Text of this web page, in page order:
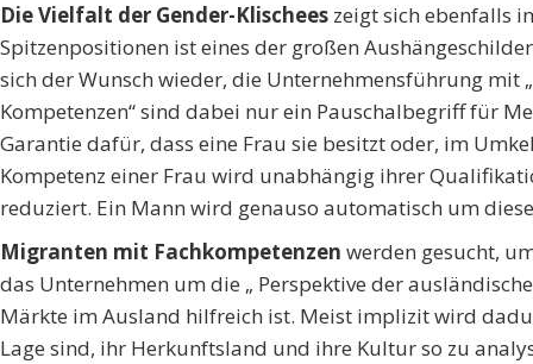
Die Vielfalt der Gender-Klischees zeigt sich ebenfalls
Spitzenpositionen ist eines der großen
sich der Wunsch wieder, die Unternehmensführung mit
Kompetenzen“ sind dabei nur ein Pauschalbegriff für
Garantie dafür, dass eine Frau sie besitzt oder, im
Kompetenz einer Frau wird unabhängig ihrer
reduziert. Ein Mann wird genauso automatisch um
Migranten mit Fachkompetenzen werden gesucht,
das Unternehmen um die „ Perspektive der
Märkte im Ausland hilfreich ist. Meist implizit wird
Lage sind, ihr Herkunftsland und ihre Kultur so zu